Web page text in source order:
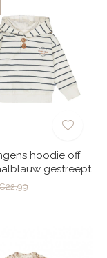
hoodie off
gestreept